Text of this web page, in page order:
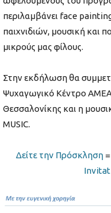
περιλαμβάνει face
παιχνιδιών, μουσική και
μικρούς μας φίλους.
Στην εκδήλωση θα
Ψυχαγωγικό Κέντρο
Θεσσαλονίκης και η
MUSIC.
Δείτε την Πρόσκληση